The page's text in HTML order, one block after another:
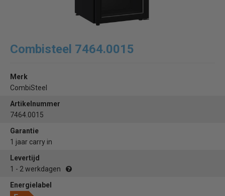
Combisteel 7464.0015
Merk
CombiSteel
Artikelnummer
7464.0015
Garantie
1 jaar carry in
Levertijd
1 - 2 werkdagen
Energielabel